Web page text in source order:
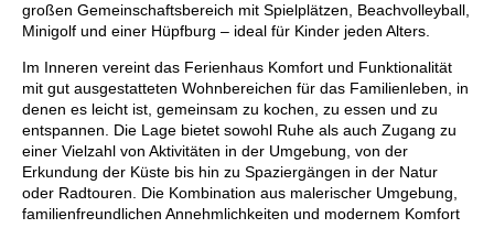
großen Gemeinschaftsbereich mit Spielplätzen, Beachvolleyball,
Minigolf und einer Hüpfburg – ideal für Kinder jeden Alters.
Im Inneren vereint das Ferienhaus Komfort und Funktionalität
mit gut ausgestatteten Wohnbereichen für das Familienleben, in
denen es leicht ist, gemeinsam zu kochen, zu essen und zu
entspannen. Die Lage bietet sowohl Ruhe als auch Zugang zu
einer Vielzahl von Aktivitäten in der Umgebung, von der
Erkundung der Küste bis hin zu Spaziergängen in der Natur
oder Radtouren. Die Kombination aus malerischer Umgebung,
familienfreundlichen Annehmlichkeiten und modernem Komfort